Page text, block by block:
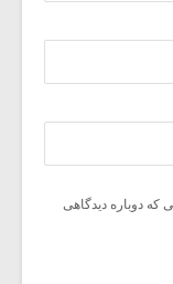
که دوباره دیدگاهی